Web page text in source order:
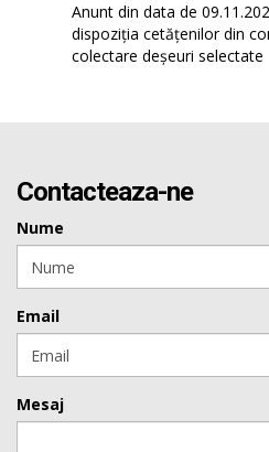
Anunt din data de
dispoziția cetățenilor din
colectare deșeuri selectate
Contacteaza-ne
Nume
Email
Mesaj